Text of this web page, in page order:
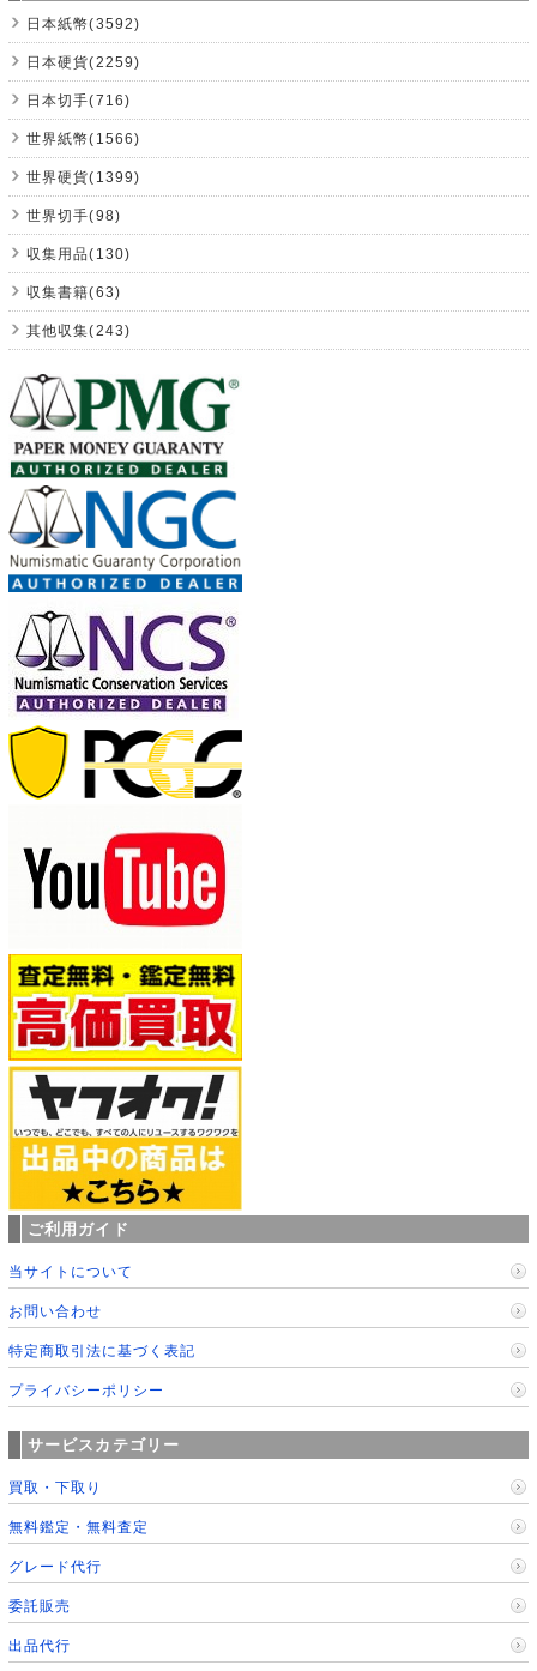
日本紙幣(3592)
日本硬貨(2259)
日本切手(716)
世界紙幣(1566)
世界硬貨(1399)
世界切手(98)
収集用品(130)
収集書籍(63)
其他収集(243)
ご利用ガイド
当サイトについて
お問い合わせ
特定商取引法に基づく表記
プライバシーポリシー
サービスカテゴリー
買取・下取り
無料鑑定・無料査定
グレード代行
委託販売
出品代行